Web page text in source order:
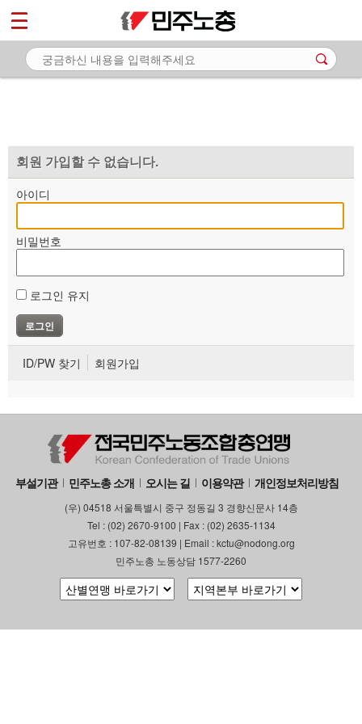
회원 가입할 수 없습니다.
아이디
비밀번호
로그인 유지
ID/PW 찾기 회원가입
부설기관 민주노총 소개 오시는 길 이용약관 개인정보처리방침
(우) 04518 서울특별시 중구 정동길 3 경향신문사 14층
Tel : (02) 2670-9100 | Fax : (02) 2635-1134
고유번호 : 107-82-08139 | Email : kctu@nodong.org
민주노총 노동상담 1577-2260
마이페이지
소개
자료
부설기관